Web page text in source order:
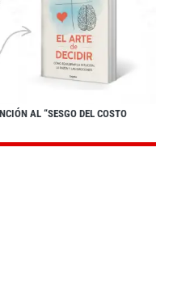
AL “SESGO DEL COSTO